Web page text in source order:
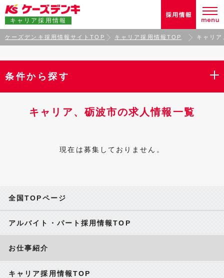
キャリア採用情報
ケーズデンキ採用情報サイトTOP キャリア採用情報TOP キャリ
条件から探す
キャリア、砺波市の求人情報一覧
現在は募集しておりません。
全国TOPページ
アルバイト・パート採用情報TOP
お仕事紹介
キャリア採用情報TOP